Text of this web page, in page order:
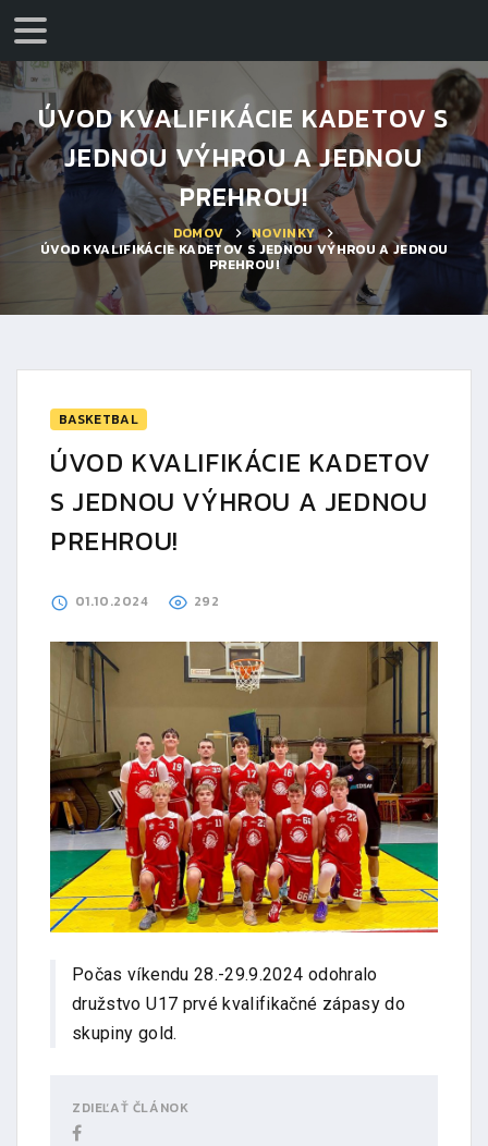
ÚVOD KVALIFIKÁCIE KADETOV S
JEDNOU VÝHROU A JEDNOU
PREHROU!
DOMOV
NOVINKY
ÚVOD KVALIFIKÁCIE KADETOV S JEDNOU VÝHROU A JEDNOU
PREHROU!
BASKETBAL
ÚVOD KVALIFIKÁCIE KADETOV
S JEDNOU VÝHROU A JEDNOU
PREHROU!
01.10.2024 292
Počas víkendu 28.-29.9.2024 odohralo
družstvo U17 prvé kvalifikačné zápasy do
skupiny gold.
ZDIEĽAŤ ČLÁNOK